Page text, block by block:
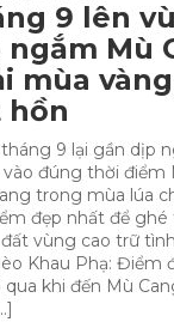
9 lên
ngắm Mù
mùa
hồn
9 lại gần dịp
vào đúng thời điểm
trong mùa lúa
đẹp nhất để ghé
vùng cao trữ
Khau Phạ: Điểm
khi đến Mù